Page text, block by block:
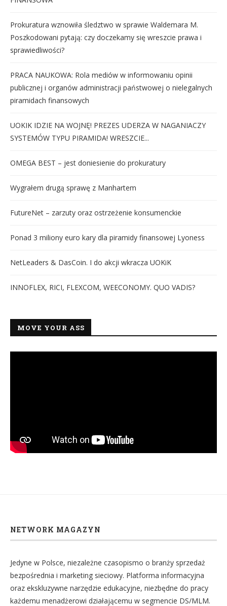
Prokuratura wznowiła śledztwo w sprawie Waldemara M.
Poszkodowani pytają: czy doczekamy się wreszcie prawa i
sprawiedliwości?
PRACA NAUKOWA: Rola mediów w informowaniu opinii
publicznej i organów administracji państwowej o nielegalnych
piramidach finansowych
UOKIK IDZIE NA WOJNĘ! PREZES UDERZA W NAGANIACZY
SYSTEMÓW TYPU PIRAMIDA! WRESZCIE...
OMEGA BEST – jest doniesienie do prokuratury
Wygrałem drugą sprawę z Manhartem
FutureNet – zarzuty oraz ostrzeżenie konsumenckie
Ponad 3 miliony euro kary dla piramidy finansowej Lyoness
NetLeaders & DasCoin. I do akcji wkracza UOKiK
INNOFLEX, RICI, FLEXCOM, WEECONOMY. QUO VADIS?
MOVE YOUR ASS
NETWORK MAGAZYN
Jedyne w Polsce, niezależne czasopismo o branży sprzedaż
bezpośrednia i marketing sieciowy. Platforma informacyjna
oraz ekskluzywne narzędzie edukacyjne, niezbędne do pracy
każdemu menadżerowi działającemu w segmencie DS/MLM.